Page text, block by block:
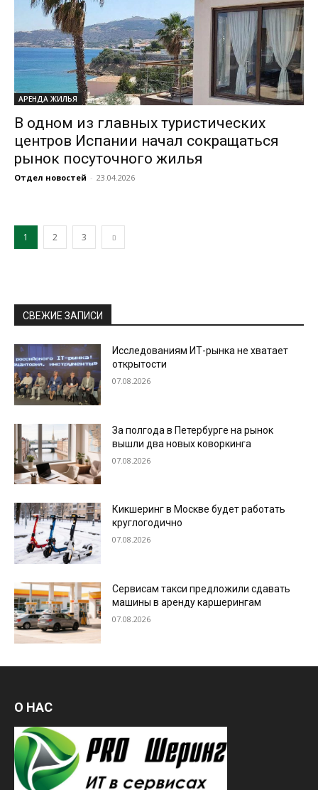
АРЕНДА ЖИЛЬЯ
В одном из главных туристических
центров Испании начал сокращаться
рынок посуточного жилья
Отдел новостей - 23.04.2026
1 2 3
СВЕЖИЕ ЗАПИСИ
Исследованиям ИТ-рынка не хватает
открытости
07.08.2026
За полгода в Петербурге на рынок
вышли два новых коворкинга
07.08.2026
Кикшеринг в Москве будет работать
круглогодично
07.08.2026
Сервисам такси предложили сдавать
машины в аренду каршерингам
07.08.2026
О НАС